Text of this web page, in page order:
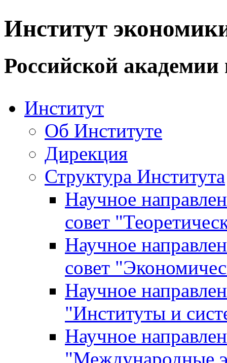
Институт
Российской академии
Институт
Об Институте
Дирекция
Структура Института
Научное
совет
Научное
совет
Научное
"Институты и
Научное
"Международные